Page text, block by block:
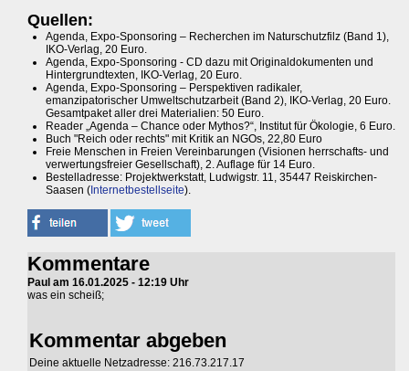
Quellen:
Agenda, Expo-Sponsoring – Recherchen im Naturschutzfilz (Band 1),
IKO-Verlag, 20 Euro.
Agenda, Expo-Sponsoring - CD dazu mit Originaldokumenten und
Hintergrundtexten, IKO-Verlag, 20 Euro.
Agenda, Expo-Sponsoring – Perspektiven radikaler,
emanzipatorischer Umweltschutzarbeit (Band 2), IKO-Verlag, 20 Euro.
Gesamtpaket aller drei Materialien: 50 Euro.
Reader „Agenda – Chance oder Mythos?“, Institut für Ökologie, 6 Euro.
Buch "Reich oder rechts" mit Kritik an NGOs, 22,80 Euro
Freie Menschen in Freien Vereinbarungen (Visionen herrschafts- und
verwertungsfreier Gesellschaft), 2. Auflage für 14 Euro.
Bestelladresse: Projektwerkstatt, Ludwigstr. 11, 35447 Reiskirchen-
Saasen ( Internetbestellseite).
Kommentare
Paul am 16.01.2025 - 12:19 Uhr
was ein scheiß;
Kommentar abgeben
Deine aktuelle Netzadresse: 216.73.217.17